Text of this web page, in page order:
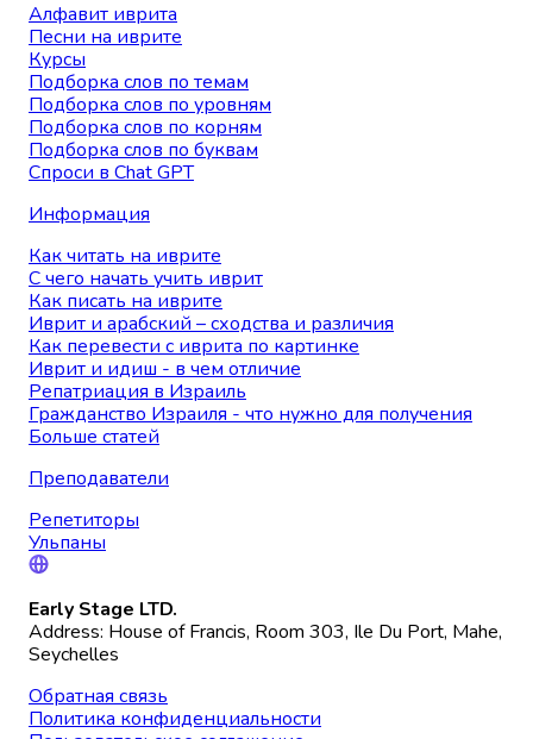
Алфавит иврита
Песни на иврите
Курсы
Подборка слов по темам
Подборка слов по уровням
Подборка слов по корням
Подборка слов по буквам
Спроси в Chat GPT
Информация
Как читать на иврите
С чего начать учить иврит
Как писать на иврите
Иврит и арабский – сходства и различия
Как перевести с иврита по картинке
Иврит и идиш - в чем отличие
Репатриация в Израиль
Гражданство Израиля - что нужно для получения
Больше статей
Преподаватели
Репетиторы
Ульпаны
Early Stage LTD.
Address: House of Francis, Room 303, Ile Du Port, Mahe,
Seychelles
Обратная связь
Политика конфиденциальности